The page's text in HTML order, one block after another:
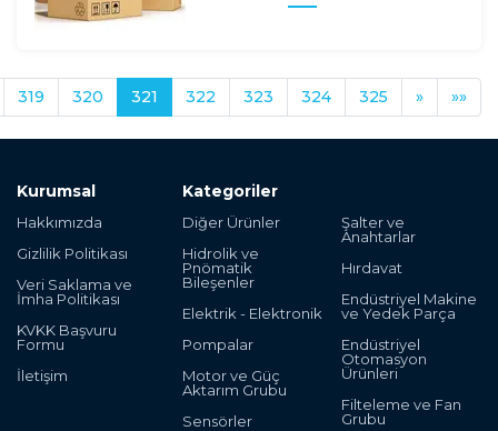
319 320 321 322 323 324 325 » »»
Kurumsal
Hakkımızda
Gizlilik Politikası
Veri Saklama ve
İmha Politikası
KVKK Başvuru
Formu
İletişim
Kategoriler
Diğer Ürünler
Hidrolik ve
Pnömatik
Bileşenler
Elektrik - Elektronik
Pompalar
Motor ve Güç
Aktarım Grubu
Sensörler
Şalter ve
Anahtarlar
Hırdavat
Endüstriyel Makine
ve Yedek Parça
Endüstriyel
Otomasyon
Ürünleri
Filteleme ve Fan
Grubu